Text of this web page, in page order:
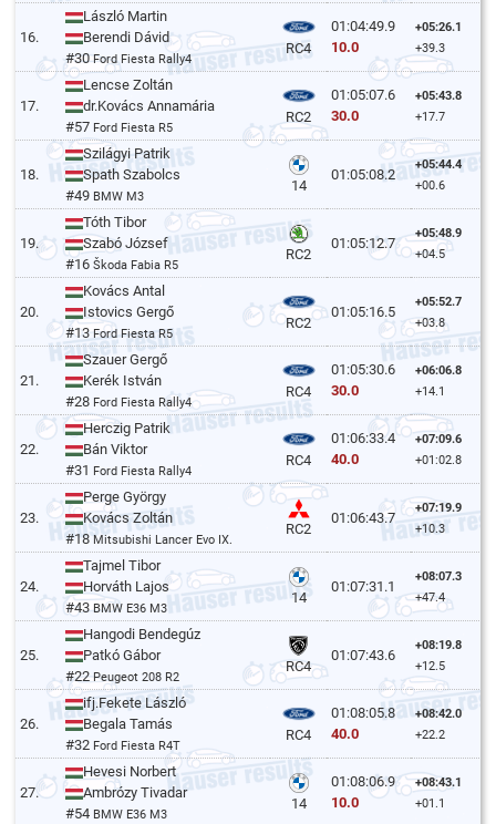
16.
László Martin
Berendi Dávid
#30Ford Fiesta Rally4
RC4
01:04:49.9
10.0
+05:26.1
+39.3
17.
Lencse Zoltán
dr.Kovács Annamária
#57 Ford Fiesta R5
RC2
01:05:07.6
30.0
+05:43.8
+17.7
18.
Szilágyi Patrik
Spath Szabolcs
#49 BMW M3
14
01:05:08.2
+05:44.4
+00.6
19.
Tóth Tibor
Szabó József
#16Škoda Fabia R5
RC2
01:05:12.7
+05:48.9
+04.5
20.
Kovács Antal
Istovics Gergő
#13Ford Fiesta R5
RC2
01:05:16.5
+05:52.7
+03.8
21.
Szauer Gergő
Kerék István
#28 Ford Fiesta Rally4
RC4
01:05:30.6
30.0
+06:06.8
+14.1
22.
Herczig Patrik
Bán Viktor
#31 Ford Fiesta Rally4
RC4
01:06:33.4
40.0
+07:09.6
+01:02.8
23.
Perge György
Kovács Zoltán
#18Mitsubishi Lancer Evo IX.
RC2
01:06:43.7
+07:19.9
+10.3
24.
Tajmel Tibor
Horváth Lajos
#43BMW E36 M3
14
01:07:31.1
+08:07.3
+47.4
25.
Hangodi Bendegúz
Patkó Gábor
#22Peugeot 208 R2
RC4
01:07:43.6
+08:19.8
+12.5
26.
ifj.Fekete László
Begala Tamás
#32 Ford Fiesta R4T
RC4
01:08:05.8
40.0
+08:42.0
+22.2
27.
Hevesi Norbert
Ambrózy Tivadar
#54 BMW E36 M3
14
01:08:06.9
10.0
+08:43.1
+01.1